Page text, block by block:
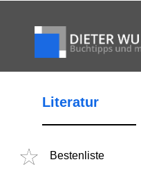
Literatur
Bestenliste